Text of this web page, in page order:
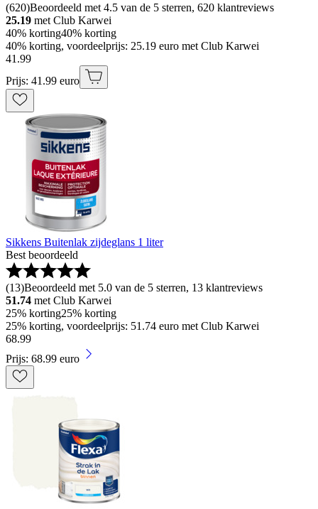
(620)Beoordeeld met 4.5 van de 5 sterren, 620 klantreviews
25.19 met Club Karwei
40% korting40% korting
40% korting, voordeelprijs: 25.19 euro met Club Karwei
41 .99
Prijs: 41.99 euro
Sikkens Buitenlak zijdeglans 1 liter
Best beoordeeld
(13)Beoordeeld met 5.0 van de 5 sterren, 13 klantreviews
51.74 met Club Karwei
25% korting25% korting
25% korting, voordeelprijs: 51.74 euro met Club Karwei
68.99
Prijs: 68.99 euro